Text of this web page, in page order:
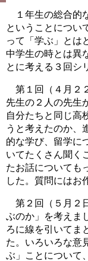
１年生の総合的
ということについ
って「学ぶ」とは
中学生の時とは異
とに考える３回シ
第１回（４月２
先生の２人の先生
自分たちと同じ高
うと考えたのか、
的な学び、留学に
いてたくさん聞く
たお話についても
した。質問にはお
第２回（５月２
ぶのか」を考えま
ろに線を引いてま
た。いろいろな意
ぶ」ことについて